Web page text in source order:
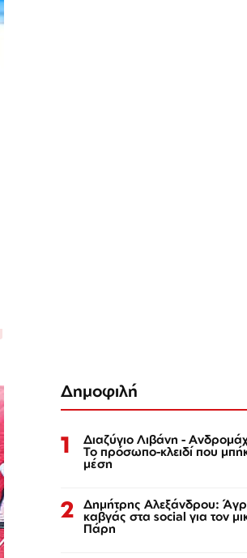
Δημοφιλή
1 Διαζύγιο Λιβάνη -
Το πρόσωπο-κλειδί που
μέση
2 Δημήτρης Αλεξάνδρου:
καβγάς στα social για τον
Πάρη